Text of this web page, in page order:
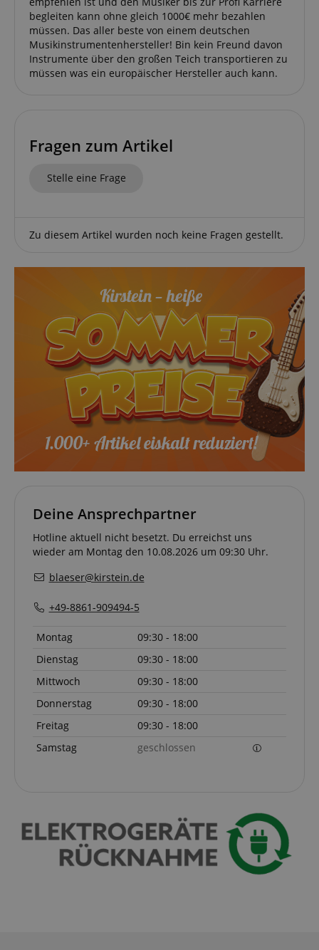
begleiten kann ohne gleich 1000€ mehr bezahlen
müssen. Das aller beste von einem deutschen
Musikinstrumentenhersteller! Bin kein Freund davon
Instrumente über den großen Teich transportieren zu
müssen was ein europäischer Hersteller auch kann.
Fragen zum Artikel
Stelle eine Frage
Zu diesem Artikel wurden noch keine Fragen gestellt.
Deine Ansprechpartner
Hotline aktuell nicht besetzt. Du erreichst uns
wieder am Montag den 10.08.2026 um 09:30 Uhr.
blaeser@kirstein.de
+49-8861-909494-5
Montag
09:30 - 18:00
Dienstag
09:30 - 18:00
Mittwoch
09:30 - 18:00
Donnerstag
09:30 - 18:00
Freitag
09:30 - 18:00
Samstag
geschlossen